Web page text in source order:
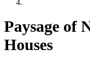
Paysage of
Houses